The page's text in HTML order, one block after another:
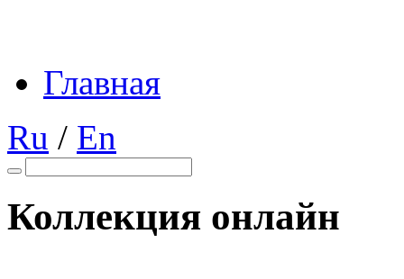
Главная
Ru / En
Коллекция онлайн